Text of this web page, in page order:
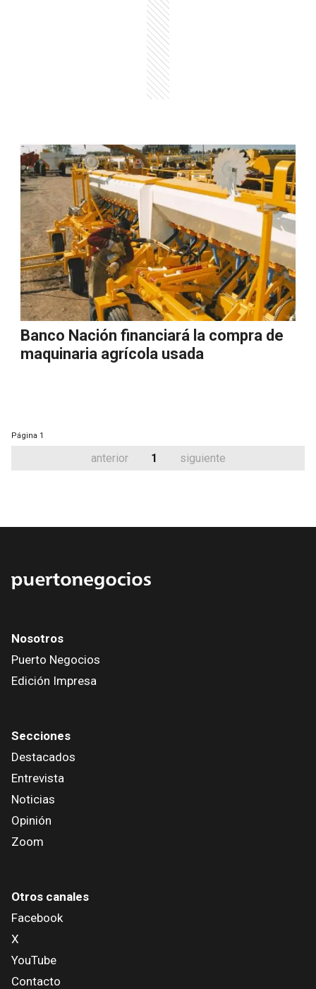
Banco Nación financiará la compra de
maquinaria agrícola usada
Página 1
anterior 1 siguiente
Nosotros
Puerto Negocios
Edición Impresa
Secciones
Destacados
Entrevista
Noticias
Opinión
Zoom
Otros canales
Facebook
X
YouTube
Contacto